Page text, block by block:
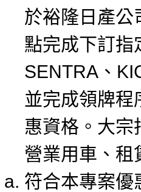
於裕隆日產公
點完成下訂指
SENTRA、
並完成領牌程
惠資格。大宗
營業用車、租
符合本專案優